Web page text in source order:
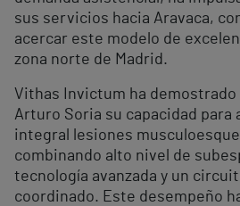
sus servicios hacia Aravaca,
acercar este modelo de
zona norte de Madrid.
Vithas Invictum ha demostrado
Arturo Soria su capacidad para
integral lesiones
combinando alto nivel de
tecnología avanzada y un
coordinado. Este desempeño